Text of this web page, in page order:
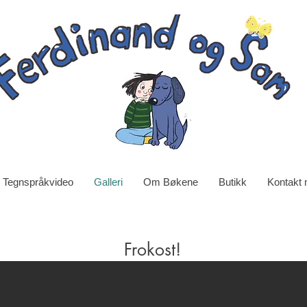
Tegnspråkvideo Galleri Om Bøkene Butikk Kontakt
Frokost!